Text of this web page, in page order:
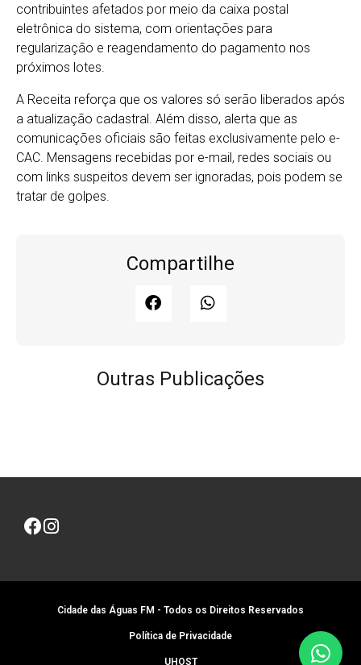
contribuintes afetados por meio da caixa postal
eletrônica do sistema, com orientações para
regularização e reagendamento do pagamento nos
próximos lotes.
A Receita reforça que os valores só serão liberados após
a atualização cadastral. Além disso, alerta que as
comunicações oficiais são feitas exclusivamente pelo e-
CAC. Mensagens recebidas por e-mail, redes sociais ou
com links suspeitos devem ser ignoradas, pois podem se
tratar de golpes.
Compartilhe
Outras Publicações
Cidade das Águas FM - Todos os Direitos Reservados
Política de Privacidade
UHOST